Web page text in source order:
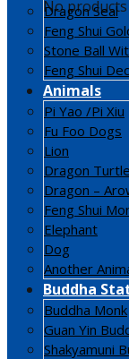
No
Dragon Seal
Feng Shui
Stone Ball
Feng Shui
Animals
Pi Yao /Pi Xiu
Fu Foo Dogs
Lion
Dragon
Dragon –
Feng Shui
Elephant
Dog
Another
Buddha
Buddha Monk
Guan Yin
Shakyamuni